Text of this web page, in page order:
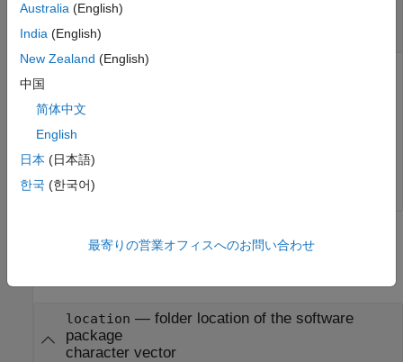
tg—Object representing a target computer
handle
applications on Linux target, and perform several other
actions.
Example:
Output Arguments
location — folder location of the software
package
character vector
Australia (English)
India (English)
New Zealand (English)
中国
简体中文
English
日本 (日本語)
한국 (한국어)
最寄りの営業オフィスへのお問い合わせ